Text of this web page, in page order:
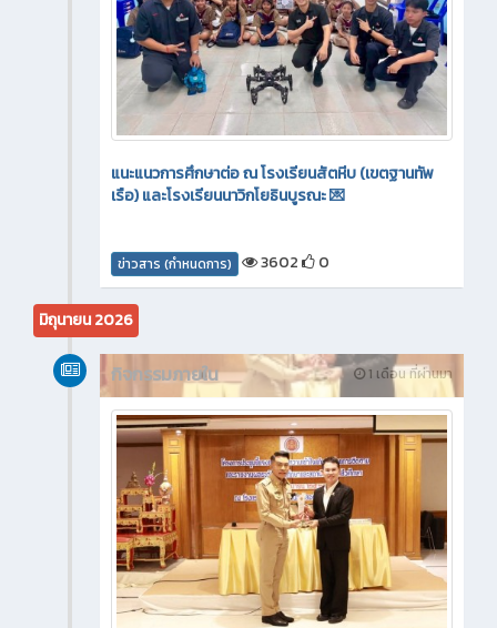
แนะแนวการศึกษาต่อ ณ โรงเรียนสัตหีบ (เขตฐานทัพ
เรือ) และโรงเรียนนาวิกโยธินบูรณะ 💌
ข่าวสาร (กำหนดการ) 3602 0
มิถุนายน 2026
1 เดือน ที่ผ่านมา
กิจกรรมภายใน